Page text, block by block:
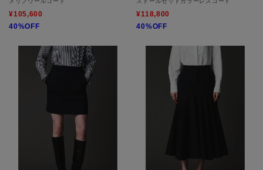
¥105,600
40%OFF
¥118,800
40%OFF